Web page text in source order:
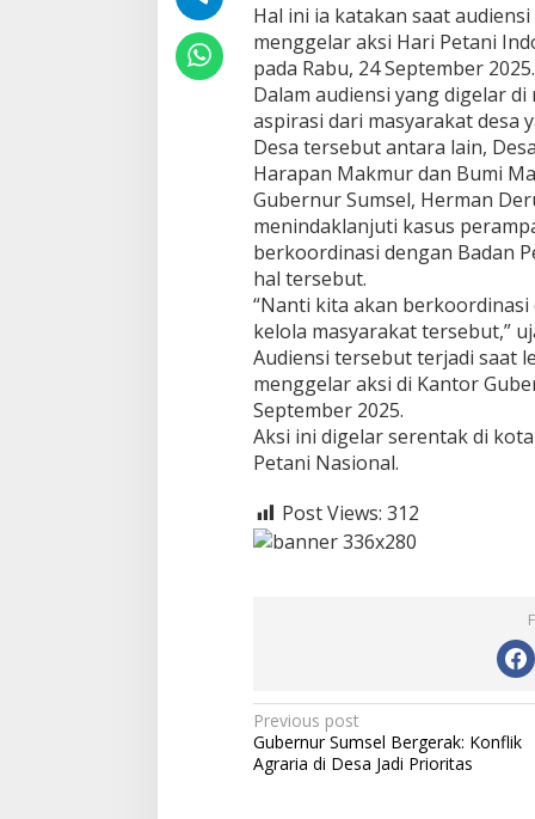
a
J
a
d
i
P
r
i
o
r
t
s
Hal ini ia katakan saat
menggelar aksi Hari Petani
pada Rabu, 24 September 2025.
Dalam audiensi yang digelar
aspirasi dari masyarakat desa
Desa tersebut antara lain,
Harapan Makmur dan Bumi
Gubernur Sumsel, Herman
menindaklanjuti kasus
berkoordinasi dengan Badan
hal tersebut.
“Nanti kita akan
kelola masyarakat tersebut,”
Audiensi tersebut terjadi saat
menggelar aksi di Kantor
September 2025.
Aksi ini digelar serentak di
Petani Nasional.
Post Views: 312
P
o
Previous post
Gubernur Sumsel Bergerak: Konflik
Agraria di Desa Jadi Prioritas